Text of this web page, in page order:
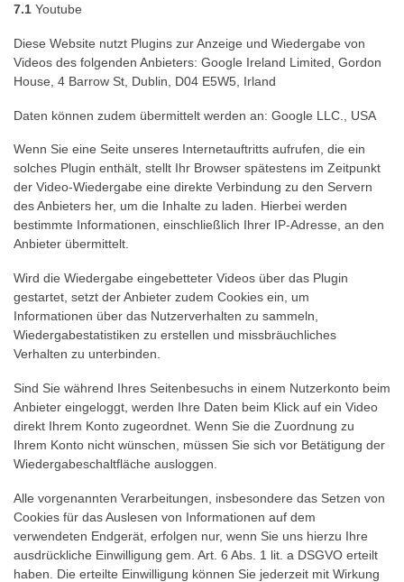
7.1 Youtube
Diese Website nutzt Plugins zur Anzeige und Wiedergabe von
Videos des folgenden Anbieters: Google Ireland Limited, Gordon
House, 4 Barrow St, Dublin, D04 E5W5, Irland
Daten können zudem übermittelt werden an: Google LLC., USA
Wenn Sie eine Seite unseres Internetauftritts aufrufen, die ein
solches Plugin enthält, stellt Ihr Browser spätestens im Zeitpunkt
der Video-Wiedergabe eine direkte Verbindung zu den Servern
des Anbieters her, um die Inhalte zu laden. Hierbei werden
bestimmte Informationen, einschließlich Ihrer IP-Adresse, an den
Anbieter übermittelt.
Wird die Wiedergabe eingebetteter Videos über das Plugin
gestartet, setzt der Anbieter zudem Cookies ein, um
Informationen über das Nutzerverhalten zu sammeln,
Wiedergabestatistiken zu erstellen und missbräuchliches
Verhalten zu unterbinden.
Sind Sie während Ihres Seitenbesuchs in einem Nutzerkonto beim
Anbieter eingeloggt, werden Ihre Daten beim Klick auf ein Video
direkt Ihrem Konto zugeordnet. Wenn Sie die Zuordnung zu
Ihrem Konto nicht wünschen, müssen Sie sich vor Betätigung der
Wiedergabeschaltfläche ausloggen.
Alle vorgenannten Verarbeitungen, insbesondere das Setzen von
Cookies für das Auslesen von Informationen auf dem
verwendeten Endgerät, erfolgen nur, wenn Sie uns hierzu Ihre
ausdrückliche Einwilligung gem. Art. 6 Abs. 1 lit. a DSGVO erteilt
haben. Die erteilte Einwilligung können Sie jederzeit mit Wirkung